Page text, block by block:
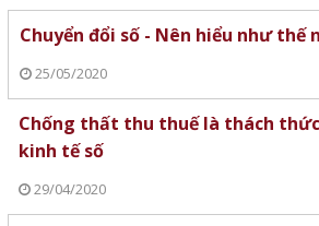
Chuyển đổi số - Nên hiểu như thế
25/05/2020
Chống thất thu thuế là thách
kinh tế số
29/04/2020